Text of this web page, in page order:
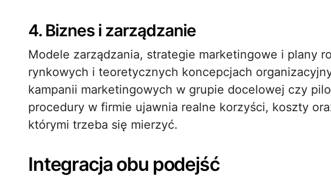
4. Biznes i zarządzanie
Modele zarządzania, strategie marketingowe i plany
rynkowych i teoretycznych koncepcjach
kampanii marketingowych w grupie docelowej czy
procedury w firmie ujawnia realne korzyści, koszty
którymi trzeba się mierzyć.
Integracja obu podejść